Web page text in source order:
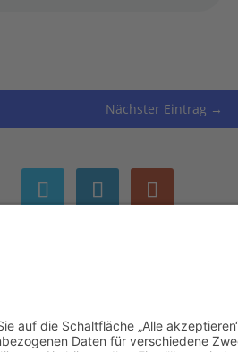
Nächster Eintrag →